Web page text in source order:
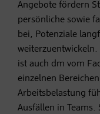
Angebote fördern
persönliche sowie
bei, Potenziale
weiterzuentwickeln.
ist auch dm vom
einzelnen
Arbeitsbelastung
Ausfällen in Teams.